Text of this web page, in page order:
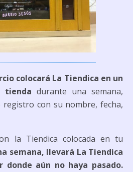
colocará La Tiendica en un
tienda durante una semana,
registro con su nombre, fecha,
la Tiendica colocada en tu
semana, llevará La Tiendica
donde aún no haya pasado.